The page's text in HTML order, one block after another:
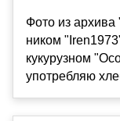
Фото из архива
ником
кукурузном
употребляю